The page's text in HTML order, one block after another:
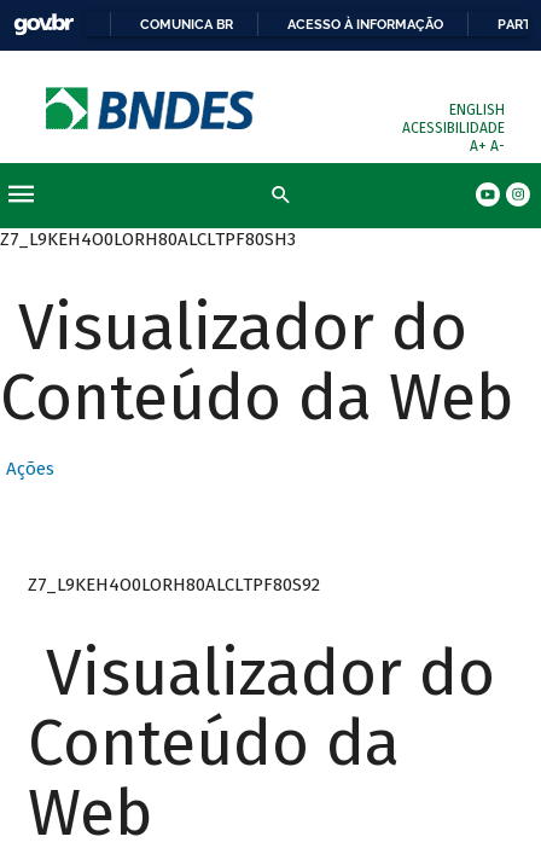
COMUNICA BR ACESSO À INFORMAÇÃO
ENGLISH
ACESSIBILIDADE
A+ A-
Z7_L9KEH4O0LORH80ALCLTPF80SH3
Visualizador do
Conteúdo da Web
Ações
Z7_L9KEH4O0LORH80ALCLTPF80S92
Visualizador do
Conteúdo da
Web